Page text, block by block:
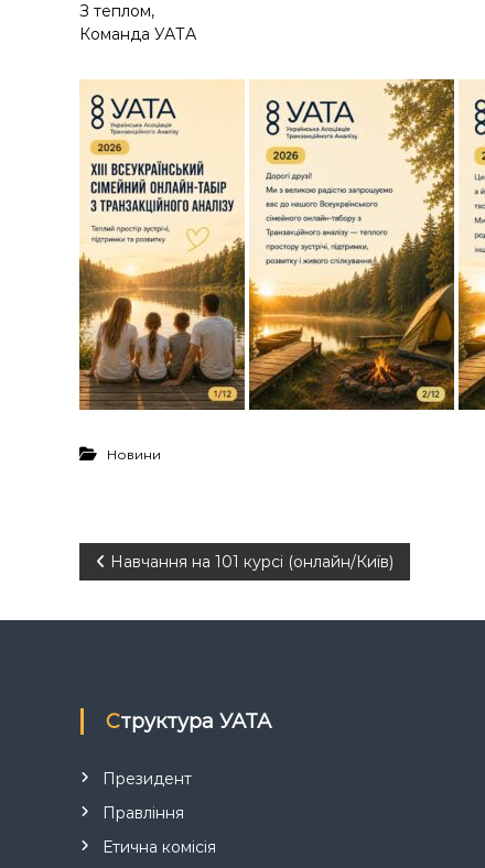
З теплом,
Команда УАТА
Новини
Н
а
і
г
а
Навчання на 101 курсі (онлайн/Київ)
Структура УАТА
Президент
Правління
Етична комісія